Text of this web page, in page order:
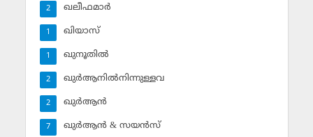
ഖലീഫമാര്‍
2
ഖിയാസ്
1
ഖുനൂതില്‍
1
ഖുര്‍ആനില്‍നിന്നുള്ളവ
2
ഖുര്‍ആന്‍
2
ഖുര്‍ആന്‍ & സയന്‍സ്‌
7